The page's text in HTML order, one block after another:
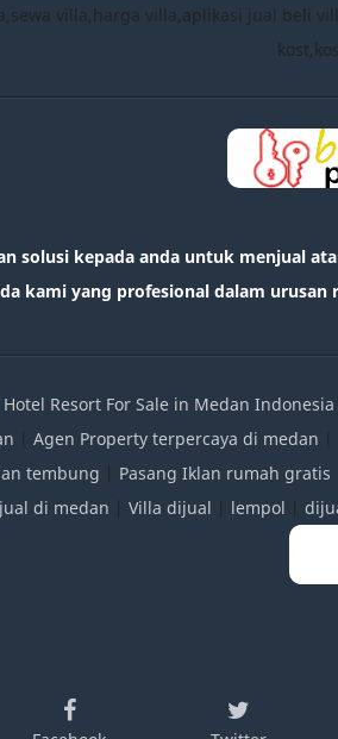
villa,harga villa,aplikasi jual beli
solusi kepada anda untuk menjual
kami yang profesional dalam
Hotel Resort For Sale in Medan Indonesia
Agen Property terpercaya di medan
tembung Pasang Iklan rumah gratis
di medan Villa dijual lempol